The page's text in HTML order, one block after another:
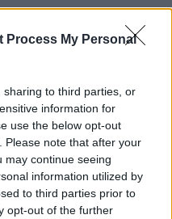
Process My Personal
to third parties, or
information for
use the below opt-out
Please note that after your
may continue seeing
information utilized by
to third parties prior to
opt-out of the further
enésimo reto para unos
presentar unbalance de 8-4
Mario Chalmers.
Tennessee ha sido la de
podrá disfrutar de una gran
hasta final de temporada.
presenta unos promedios de